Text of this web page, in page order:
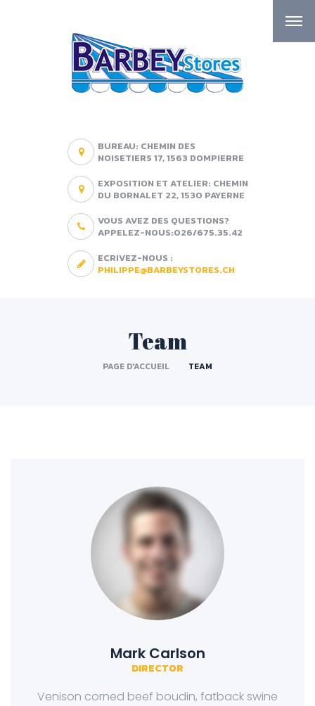
BUREAU: CHEMIN DES
NOISETIERS 17, 1563 DOMPIERRE
EXPOSITION ET ATELIER: CHEMIN
DU BORNALET 22, 1530 PAYERNE
VOUS AVEZ DES QUESTIONS?
APPELEZ-NOUS:026/675.35.42
ECRIVEZ-NOUS :
PHILIPPE@BARBEYSTORES.CH
Team
PAGE D'ACCUEIL TEAM
Mark Carlson
DIRECTOR
Venison corned beef boudin, fatback swine